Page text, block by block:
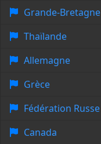
Grande-Bretagne
Thaïlande
Allemagne
Grèce
Fédération Russe
Canada